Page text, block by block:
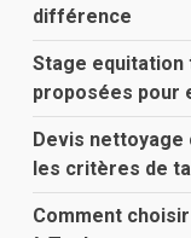
différence
Stage equitation
proposées pour
Devis
les critères de
Comment